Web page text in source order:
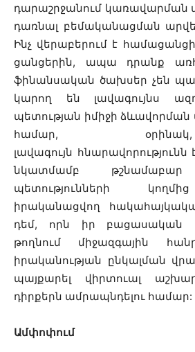
դարաշրջանում կառավարման
դառնալ բեմականացման
Ինչ վերաբերում է
ցանցերին, ապա դրանք
ֆինանսական ծախսեր չեն
կարող են լավագույնս
պետության իմիջի
համար,
լավագույն հնարավորությունն
նկատմամբ թշնամաբար
պետությունների
իրականացվող
դեմ, որն իր բացասական
թողնում միջազգային
իրականության ընկալման
պայքարել վիրտուալ
դիրքերն ամրապնդելու համար:
Ամփոփում